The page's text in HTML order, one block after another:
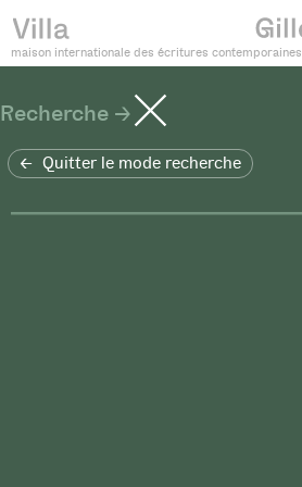
maison internationale des écritures contemporaines
Recherche
Quitter le mode recherche